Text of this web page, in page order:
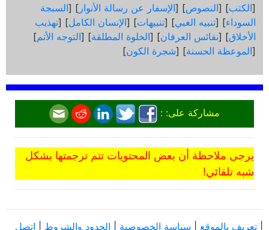
[الكتب] [النصوص] [الإسفار عن رسالة الأنوار ] [السبجة
السوداء] [تنبيه الغبي] [تنبيهات] [الإنسان الكامل] [تهذيب
الأخلاق] [نفائس العرفان] [الخلوة المطلقة] [التوجه الأتم]
[الموعظة الحسنة] [شجرة الكون]
مشاركة على: :
يرجى ملاحظة أن بعض المحتويات تتم ترجمتها بشكل
شبه تلقائي!
تعريف بالموقع سياسة الخصوصية الحدود والشروط اتصل